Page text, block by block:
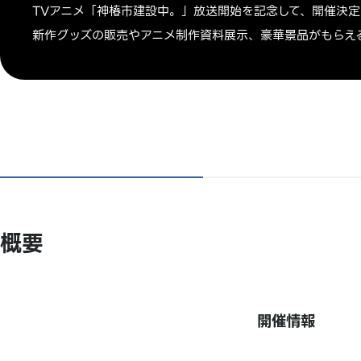
TVアニメ「神椿市建設中。」放送開始を記念して、開催決定
新作グッズの販売やアニメ制作資料展示、豪華景品がもらえ
概要
開催情報